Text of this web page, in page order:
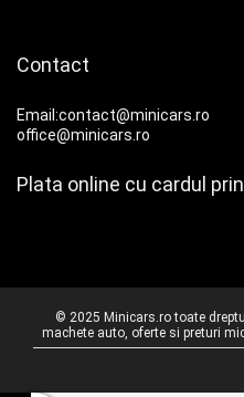
Contact
Email:contact@minicars.ro
office@minicars.ro
Plata online cu cardul
© 2025 Minicars.ro toate
machete auto, oferte si preturi